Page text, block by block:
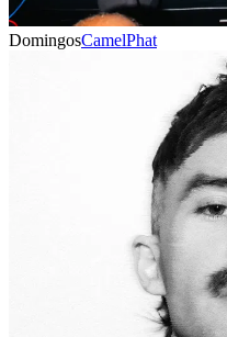
DomingosCamelPhat